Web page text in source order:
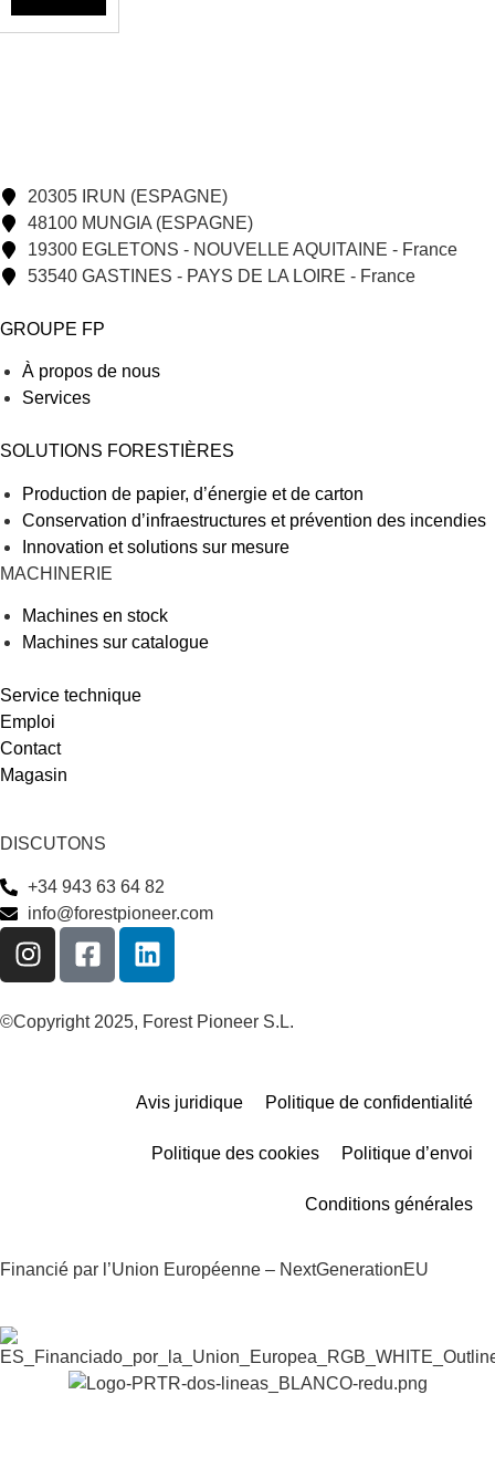
20305 IRUN (ESPAGNE)
48100 MUNGIA (ESPAGNE)
19300 EGLETONS - NOUVELLE AQUITAINE - France
53540 GASTINES - PAYS DE LA LOIRE - France
GROUPE FP
À propos de nous
Services
SOLUTIONS FORESTIÈRES
Production de papier, d’énergie et de carton
Conservation d’infraestructures et prévention des incendies
Innovation et solutions sur mesure
MACHINERIE
Machines en stock
Machines sur catalogue
Service technique
Emploi
Contact
Magasin
DISCUTONS
+34 943 63 64 82
info@forestpioneer.com
©Copyright 2025, Forest Pioneer S.L.
Avis juridique Politique de confidentialité
Politique des cookies Politique d’envoi
Conditions générales
Financié par l’Union Européenne – NextGenerationEU